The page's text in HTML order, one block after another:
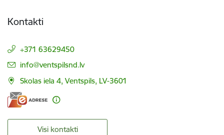
Kontakti
+371 63629450
E-pasts:
info@ventspilsnd.lv
Skolas iela 4, Ventspils, LV-3601
Visi kontakti